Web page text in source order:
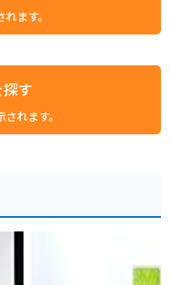
ます。
す
れます。